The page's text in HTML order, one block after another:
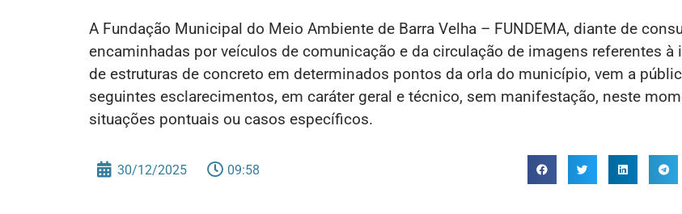
A Fundação Municipal do Meio Ambiente de Barra Velha – FUNDEMA, diante de
encaminhadas por veículos de comunicação e da circulação de imagens referentes à
de estruturas de concreto em determinados pontos da orla do município, vem a
seguintes esclarecimentos, em caráter geral e técnico, sem manifestação, neste
situações pontuais ou casos específicos.
30/12/2025 09:58